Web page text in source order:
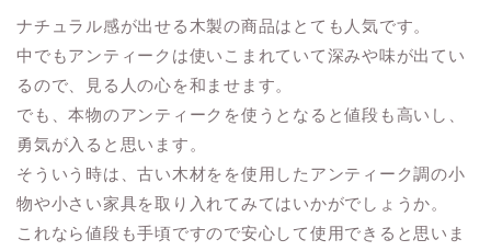
ナチュラル感が出せる木製の商品はとても人気です。
中でもアンティークは使いこまれていて深みや味が出てい
るので、見る人の心を和ませます。
でも、本物のアンティークを使うとなると値段も高いし、
勇気が入ると思います。
そういう時は、古い木材をを使用したアンティーク調の小
物や小さい家具を取り入れてみてはいかがでしょうか。
これなら値段も手頃ですので安心して使用できると思いま